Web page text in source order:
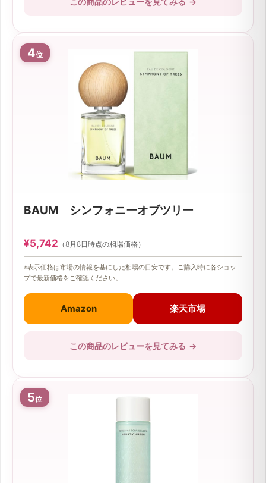
4位
BAUM シンフォニーオブツリー
¥5,742 （8月8日時点の相場価格）
※表示価格は市場の情報を基にした相場の目安です。ご購入時に各ショッ
プで最新価格をご確認ください。
Amazon 楽天市場
この商品のレビューを見てみる →
5位